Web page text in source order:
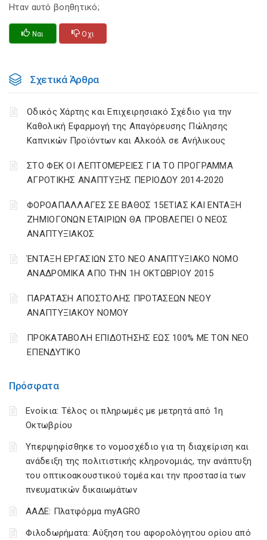
Πρόσφατα
Ενοίκια: Τέλος οι πληρωμές με μετρητά από 1η
Οκτωβρίου
Υπερψηφίσθηκε το νομοσχέδιο για τη διαχείριση και
ανάδειξη της πολιτιστικής κληρονομιάς, την ανάπτυξη
του οπτικοακουστικού τομέα και την προστασία των
πνευματικών δικαιωμάτων
ΑΑΔΕ: Πλατφόρμα myAGRO
Φιλοδωρήματα: Αύξηση του αφορολόγητου ορίου από
Ηταν αυτό βοηθητικό;
Ναι Οχι
Σχετικά Άρθρα
Οδικός Χάρτης και Επιχειρησιακό Σχέδιο για την
Καθολική Εφαρμογή της Απαγόρευσης Πώλησης
Καπνικών Προϊόντων και Αλκοόλ σε Ανήλικους
ΣΤΟ ΦΕΚ ΟΙ ΛΕΠΤΟΜΕΡΕΙΕΣ ΓΙΑ ΤΟ ΠΡΟΓΡΑΜΜΑ
ΑΓΡΟΤΙΚΗΣ ΑΝΑΠΤΥΞΗΣ ΠΕΡΙΟΔΟΥ 2014-2020
ΦΟΡΟΑΠΑΛΛΑΓΕΣ ΣΕ ΒΑΘΟΣ 15ΕΤΙΑΣ ΚΑΙ ΕΝΤΑΞΗ
ΖΗΜΙΟΓΟΝΩΝ ΕΤΑΙΡΙΩΝ ΘΑ ΠΡΟΒΛΕΠΕΙ Ο ΝΕΟΣ
ΑΝΑΠΤΥΞΙΑΚΟΣ
ΈΝΤΑΞΗ ΕΡΓΑΣΙΩΝ ΣΤΟ ΝΕΟ ΑΝΑΠΤΥΞΙΑΚΟ ΝΟΜΟ
ΑΝΑΔΡΟΜΙΚΑ ΑΠΟ ΤΗΝ 1Η ΟΚΤΩΒΡΙΟΥ 2015
ΠΑΡΑΤΑΣΗ ΑΠΟΣΤΟΛΗΣ ΠΡΟΤΑΣΕΩΝ ΝΕΟΥ
ΑΝΑΠΤΥΞΙΑΚΟΥ ΝΟΜΟΥ
ΠΡΟΚΑΤΑΒΟΛΗ ΕΠΙΔΟΤΗΣΗΣ ΕΩΣ 100% ΜΕ ΤΟΝ ΝΕΟ
ΕΠΕΝΔΥΤΙΚΟ